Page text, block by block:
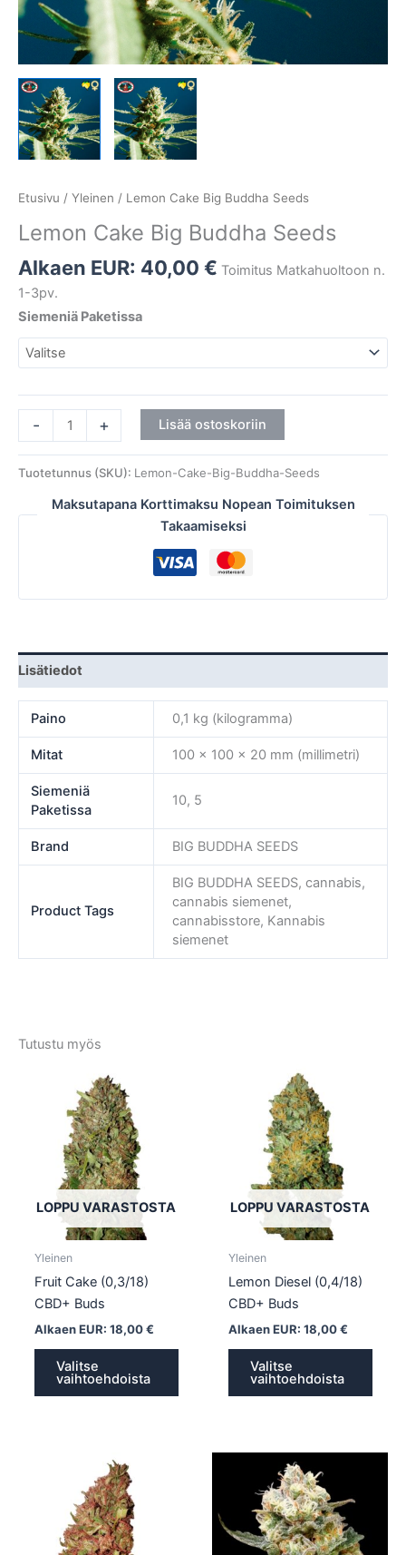
Etusivu / Yleinen / Lemon Cake Big Buddha Seeds
Lemon Cake Big Buddha Seeds
Alkaen EUR: 40,00 € Toimitus Matkahuoltoon n.
1-3pv.
Siemeniä Paketissa
- + Lisää ostoskoriin
Tuotetunnus (SKU): Lemon-Cake-Big-Buddha-Seeds
Maksutapana Korttimaksu Nopean Toimituksen
Takaamiseksi
Lisätiedot
Paino 0,1 kg (kilogramma)
Mitat 100 × 100 × 20 mm (millimetri)
Siemeniä
Paketissa
10, 5
Brand BIG BUDDHA SEEDS
Product Tags
BIG BUDDHA SEEDS, cannabis,
cannabis siemenet,
cannabisstore, Kannabis
siemenet
Tutustu myös
LOPPU VARASTOSTA
Yleinen
Fruit Cake (0,3/18)
CBD+ Buds
Alkaen EUR: 18,00€
Valitse
vaihtoehdoista
LOPPU VARASTOSTA
Yleinen
Lemon Diesel (0,4/18)
CBD+ Buds
Alkaen EUR: 18,00€
Valitse
vaihtoehdoista
useampi
muunnelma.